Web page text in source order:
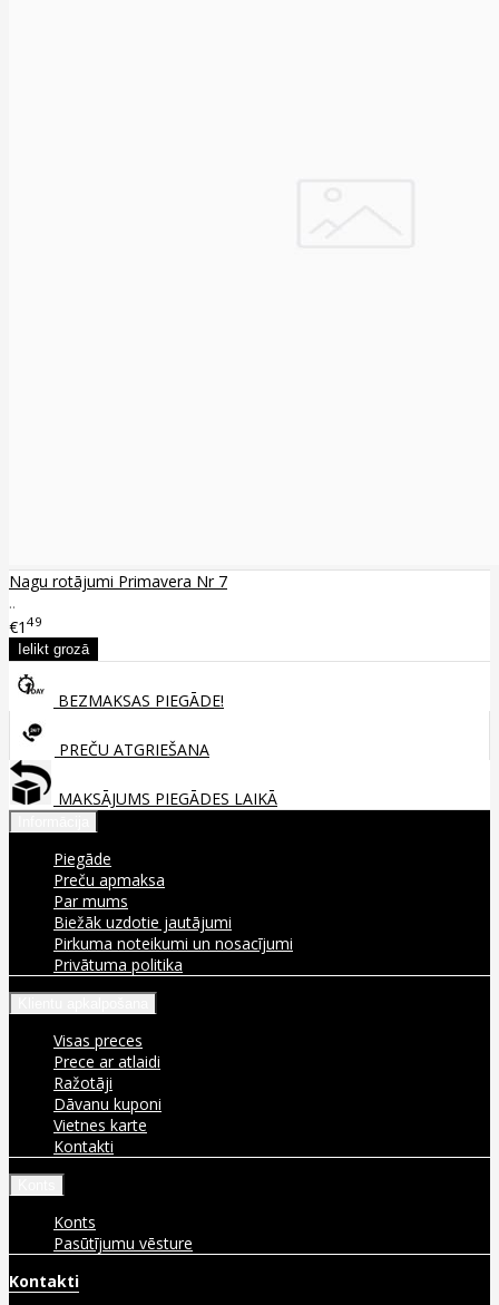
Nagu rotājumi Primavera Nr 7
..
€1 49
BEZMAKSAS PIEGĀDE!
PREČU ATGRIEŠANA
MAKSĀJUMS PIEGĀDES LAIKĀ
Piegāde
Preču apmaksa
Par mums
Biežāk uzdotie jautājumi
Pirkuma noteikumi un nosacījumi
Privātuma politika
Visas preces
Prece ar atlaidi
Ražotāji
Dāvanu kuponi
Vietnes karte
Kontakti
Konts
Pasūtījumu vēsture
Kontakti